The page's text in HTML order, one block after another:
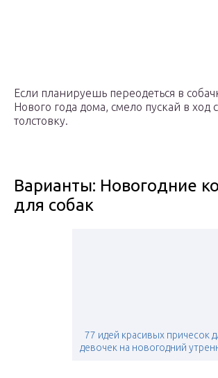
Если планируешь переодеться в
Нового года дома, смело пускай в ход
толстовку.
Варианты: Новогодние
для собак
77 идей красивых причесок
девочек на новогодний